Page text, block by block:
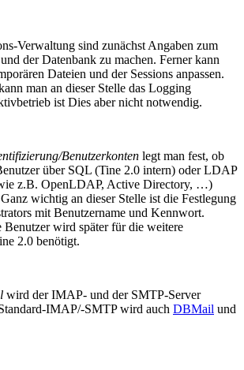
Verwaltung sind zunächst Angaben zum
der Datenbank zu machen. Ferner kann
Dateien und der Sessions anpassen.
man an dieser Stelle das Logging
ist Dies aber nicht notwendig.
Benutzerkonten legt man fest, ob
über SQL (Tine 2.0 intern) oder LDAP
z.B. OpenLDAP, Active Directory, …)
wichtig an dieser Stelle ist die Festlegung
mit Benutzername und Kennwort.
Benutzer wird später für die weitere
2.0 benötigt.
wird der IMAP- und der SMTP-Server
IMAP/-SMTP wird auch DBMail und